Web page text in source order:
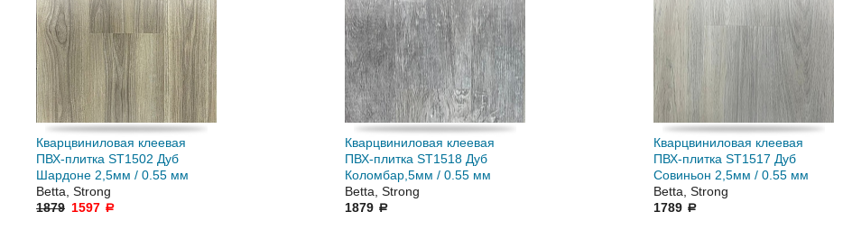
Кварцвиниловая клеевая
ПВХ-плитка ST1502 Дуб
Шардоне 2,5мм / 0.55 мм
Betta, Strong
1879 1597 a
Кварцвиниловая клеевая
ПВХ-плитка ST1518 Дуб
Коломбар,5мм / 0.55 мм
Betta, Strong
1879 a
Кварцвиниловая клеевая
ПВХ-плитка ST1517 Дуб
Совиньон 2,5мм / 0.55 мм
Betta, Strong
1789 a